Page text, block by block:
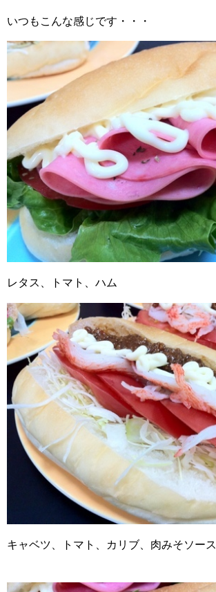
いつもこんな感じです・・・
レタス、トマト、ハム
キャベツ、トマト、カリブ、肉みそソース